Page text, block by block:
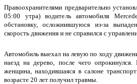
Правоохранителями предварительно
05:00 утра) водитель автомобиля
обстановку, осложнившуюся из-за
скорость движения и не справился с
Автомобиль выехал на левую по ходу
наезд на дерево, после чего
женщина, находившаяся в салоне
возрасте 20 лет получил травмы.